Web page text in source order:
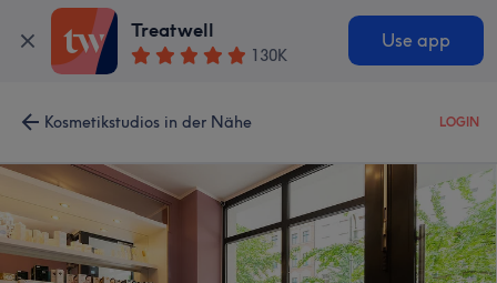
Treatwell
130K
Use app
Kosmetikstudios in der Nähe LOGIN